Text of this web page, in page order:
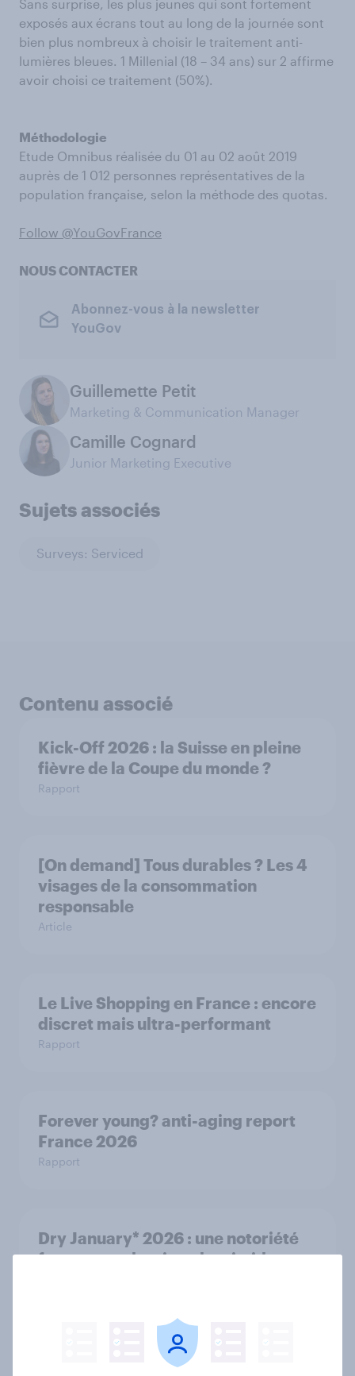
Sans surprise, les plus jeunes qui sont fortement
exposés aux écrans tout au long de la journée sont
bien plus nombreux à choisir le traitement anti-
lumières bleues. 1 Millenial (18 – 34 ans) sur 2 affirme
avoir choisi ce traitement (50%).
Méthodologie
Etude Omnibus réalisée du 01 au 02 août 2019
auprès de 1 012 personnes représentatives de la
population française, selon la méthode des quotas.
Follow @YouGovFrance
NOUS CONTACTER
Abonnez-vous à la newsletter
YouGov
Guillemette Petit
Marketing & Communication Manager
Camille Cognard
Junior Marketing Executive
Sujets associés
Surveys: Serviced
Contenu associé
Kick-Off 2026 : la Suisse en pleine
fièvre de la Coupe du monde ?
Rapport
[On demand] Tous durables ? Les 4
visages de la consommation
responsable
Article
Le Live Shopping en France : encore
discret mais ultra-performant
Rapport
Forever young? anti-aging report
France 2026
Rapport
Dry January* 2026 : une notoriété
forte, une adoption plus timide en